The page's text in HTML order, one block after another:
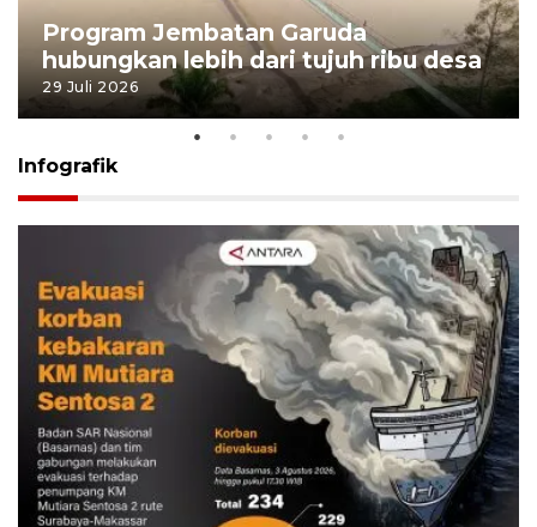
Program Jembatan Garuda
hubungkan lebih dari tujuh ribu desa
29 Juli 2026
Infografik